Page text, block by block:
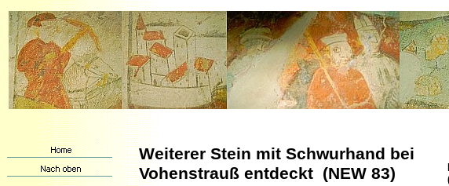
Weiterer Stein mit Schwurhand bei
Vohenstrauß entdeckt (NEW 83)